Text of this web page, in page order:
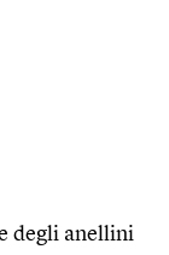
degli anellini